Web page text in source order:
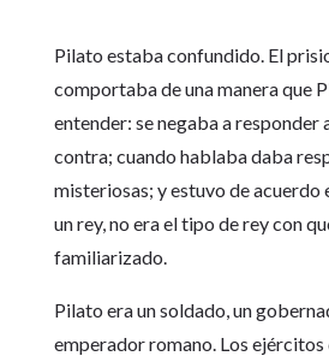
Pilato estaba confundido. El
comportaba de una manera que
entender: se negaba a responder
contra; cuando hablaba daba
misteriosas; y estuvo de acuerdo
un rey, no era el tipo de rey con
familiarizado.
Pilato era un soldado, un
emperador romano. Los